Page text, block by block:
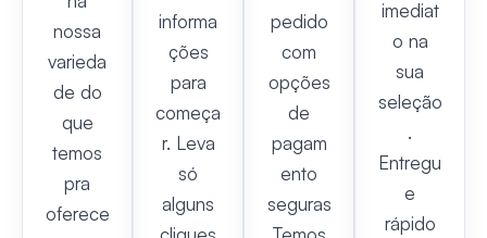
nossa
varieda
de do
que
temos
pra
oferece
informa
ções
para
começa
r. Leva
só
alguns
pedido
com
opções
de
pagam
ento
seguras
imediat
o na
sua
seleção
.
Entregu
e
rápido